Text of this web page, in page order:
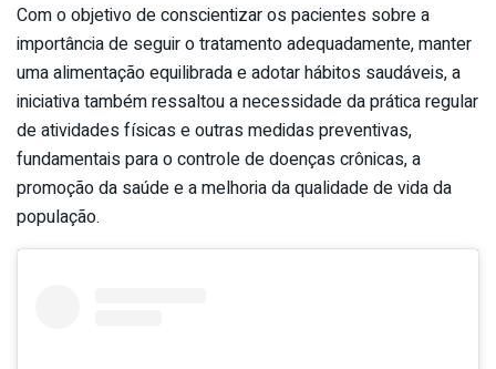
Com o objetivo de conscientizar os pacientes sobre a
importância de seguir o tratamento adequadamente, manter
uma alimentação equilibrada e adotar hábitos saudáveis, a
iniciativa também ressaltou a necessidade da prática regular
de atividades físicas e outras medidas preventivas,
fundamentais para o controle de doenças crônicas, a
promoção da saúde e a melhoria da qualidade de vida da
população.